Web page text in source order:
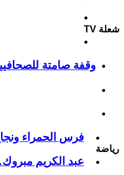
شعلة TV
وقفة صامتة
رياضة
فرس الحمراء
عبد الكريم